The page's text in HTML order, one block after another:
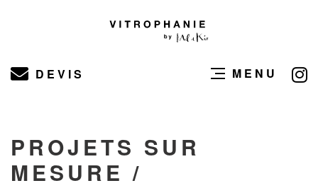
DEVIS MENU
PROJETS SUR
MESURE /